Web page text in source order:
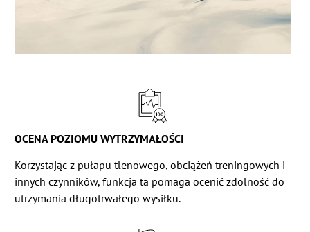
OCENA POZIOMU WYTRZYMAŁOŚCI
Korzystając z pułapu tlenowego, obciążeń treningowych i
innych czynników, funkcja ta pomaga ocenić zdolność do
utrzymania długotrwałego wysiłku.